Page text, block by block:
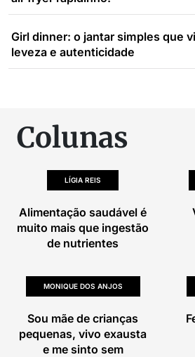
Girl dinner: o jantar simples que
leveza e autenticidade
Colunas
LÍGIA REIS
Alimentação saudável é
muito mais que ingestão
de nutrientes
MONIQUE DOS ANJOS
Sou mãe de crianças
pequenas, vivo exausta
e me sinto sem